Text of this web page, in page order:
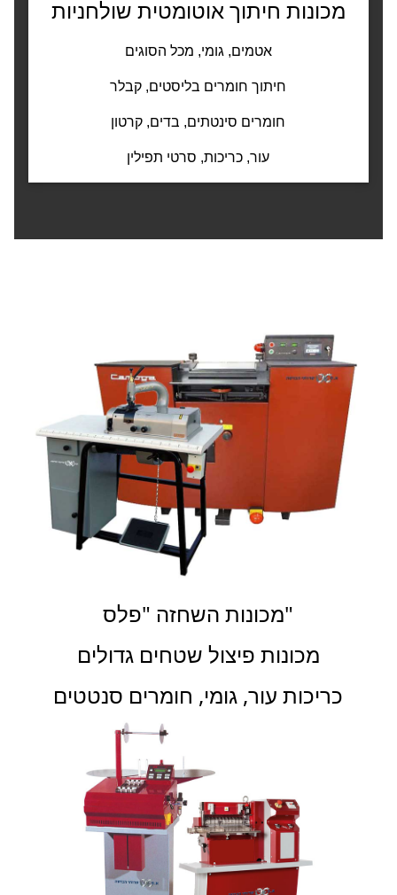
מכונות חיתוך אוטומטית שולחניות
אטמים, גומי, מכל הסוגים
חיתוך חומרים בליסטים, קבלר
חומרים סינטתים, בדים, קרטון
עור, כריכות, סרטי תפילין
מכונות השחזה "פלס"
מכונות פיצול שטחים גדולים
כריכות עור, גומי, חומרים סנטטים